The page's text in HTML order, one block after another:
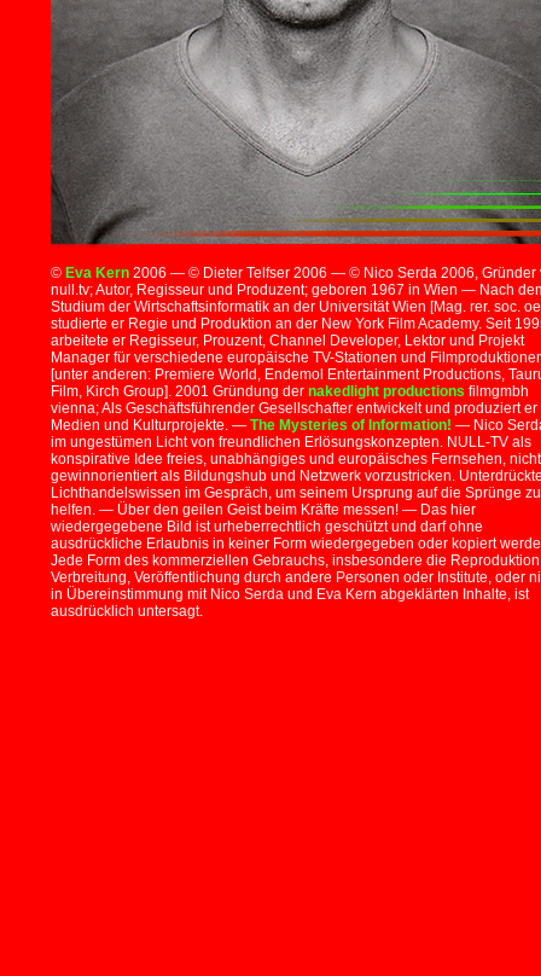
© Eva Kern 2006 — © Dieter Telfser 2006 — © Nico Serda 2006, Gründer
null.tv; Autor, Regisseur und Produzent; geboren 1967 in Wien — Nach
Studium der Wirtschaftsinformatik an der Universität Wien [Mag. rer. soc.
studierte er Regie und Produktion an der New York Film Academy. Seit
arbeitete er Regisseur, Prouzent, Channel Developer, Lektor und Projekt
Manager für verschiedene europäische TV-Stationen und
[unter anderen: Premiere World, Endemol Entertainment Productions,
Film, Kirch Group]. 2001 Gründung der nakedlight productions filmgmbh
vienna; Als Geschäftsführender Gesellschafter entwickelt und produziert er
Medien und Kulturprojekte. — The Mysteries of Information! — Nico
im ungestümen Licht von freundlichen Erlösungskonzepten. NULL-TV als
konspirative Idee freies, unabhängiges und europäisches Fernsehen, nicht
gewinnorientiert als Bildungshub und Netzwerk vorzustricken.
Lichthandelswissen im Gespräch, um seinem Ursprung auf die Sprünge zu
helfen. — Über den geilen Geist beim Kräfte messen! — Das hier
wiedergegebene Bild ist urheberrechtlich geschützt und darf ohne
ausdrückliche Erlaubnis in keiner Form wiedergegeben oder kopiert
Jede Form des kommerziellen Gebrauchs, insbesondere die
Verbreitung, Veröffentlichung durch andere Personen oder Institute, oder
in Übereinstimmung mit Nico Serda und Eva Kern abgeklärten Inhalte, ist
ausdrücklich untersagt.